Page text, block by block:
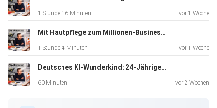
1 Stunde 16 Minuten vor 1 Woche
Mit Hautpflege zum Millionen-Business: Nø Cosmetics-Gründerin Caroline Kroll (#927)
1 Stunde 4 Minuten vor 1 Woche
Deutsches KI-Wunderkind: 24-Jähriger managt 20-Milliarden-Fonds (#926)
60 Minuten vor 2 Wochen